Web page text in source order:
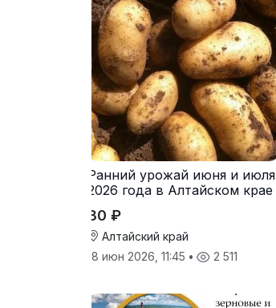
Ранний урожай июня и июля
2026 года в Алтайском крае
30 ₽
Алтайский край
18 июн 2026, 11:45 • 2 511